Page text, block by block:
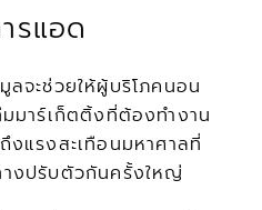
รแอด
จะช่วยให้ผู้บริโภคนอน
มาร์เก็ตติ้งที่ต้องทำงาน
แรงสะเทือนมหาศาลที่
งปรับตัวกันครั้งใหญ่